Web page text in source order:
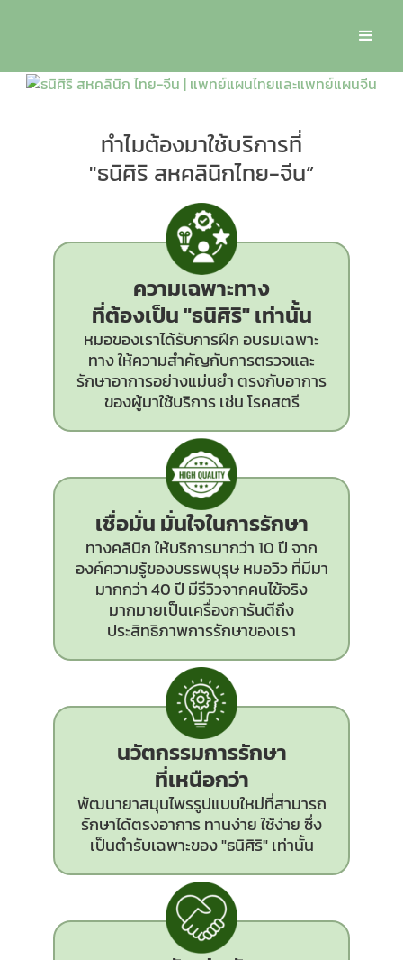
ทำไมต้องมาใช้บริการที่
"ธนิศิริ สหคลินิกไทย-จีน”
ความเฉพาะทาง
ที่ต้องเป็น"ธนิศิริ"เท่านั้น
หมอของเราได้รับการฝึก อบรมเฉพาะ
ทาง ให้ความสำคัญกับการตรวจและ
รักษาอาการอย่างแม่นยำ ตรงกับอาการ
ของผู้มาใช้บริการ เช่น โรคสตรี
เชื่อมั่น มั่นใจในการรักษา
ทางคลินิก ให้บริการมากว่า 10 ปี จาก
องค์ความรู้ของบรรพบุรุษ หมอวิว ที่มีมา
มากกว่า 40 ปี มีรีวิวจากคนไข้จริง
มากมายเป็นเครื่องการันตีถึง
ประสิทธิภาพการรักษาของเรา
นวัตกรรมการรักษา
ที่เหนือกว่า
พัฒนายาสมุนไพรรูปแบบใหม่ที่สามารถ
รักษาได้ตรงอาการ ทานง่าย ใช้ง่าย ซึ่ง
เป็นตำรับเฉพาะของ "ธนิศิริ" เท่านั้น